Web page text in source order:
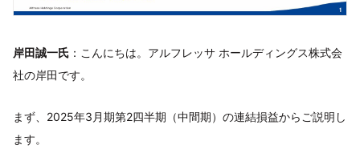
岸田誠一氏 ：こんにちは。アルフレッサ ホールディングス株式会
社の岸田です。
まず、2025年3月期第2四半期（中間期）の連結損益からご説明し
ます。